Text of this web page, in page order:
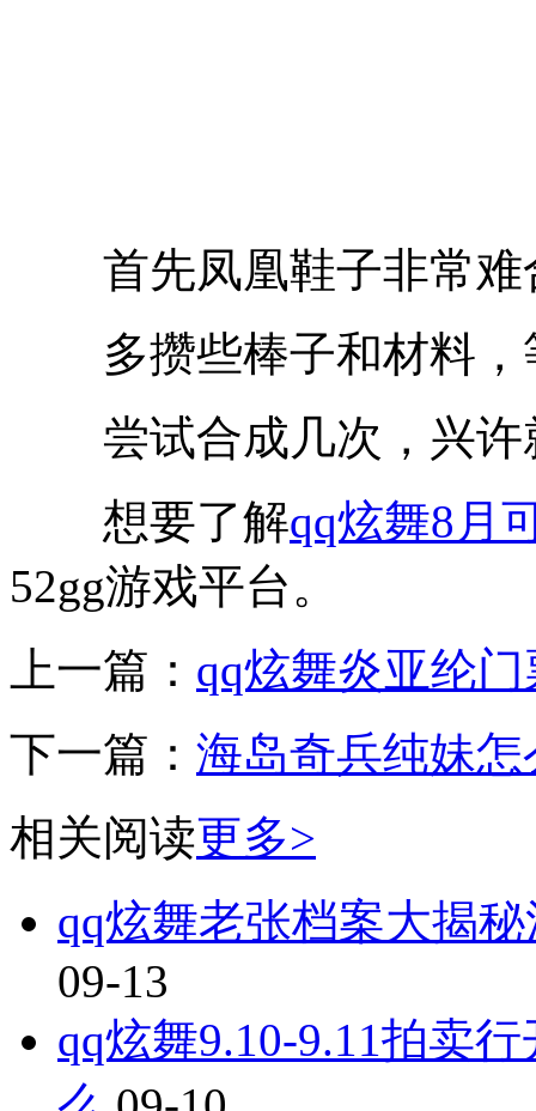
首先凤凰鞋子非常难
多攒些棒子和材料，
尝试合成几次，兴许
想要了解qq炫舞8月
52gg游戏平台。
上一篇： qq炫舞炎亚纶
下一篇： 海岛奇兵纯妹
相关阅读更多>
qq炫舞老张档案大揭
09-13
qq炫舞9.10-9.11拍卖